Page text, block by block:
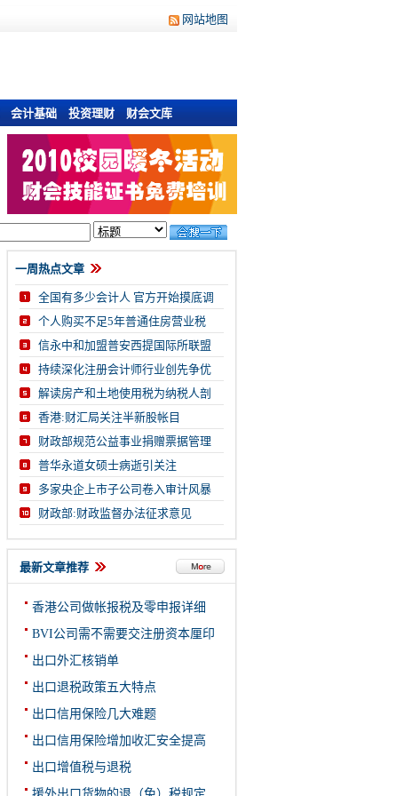
网站地图
会计基础 投资理财 财会文库
一周热点文章
全国有多少会计人 官方开始摸底调
个人购买不足5年普通住房营业税
信永中和加盟普安西提国际所联盟
持续深化注册会计师行业创先争优
解读房产和土地使用税为纳税人剖
香港:财汇局关注半新股帐目
财政部规范公益事业捐赠票据管理
普华永道女硕士病逝引关注
多家央企上市子公司卷入审计风暴
财政部:财政监督办法征求意见
最新文章推荐
香港公司做帐报税及零申报详细
BVI公司需不需要交注册资本厘印
出口外汇核销单
出口退税政策五大特点
出口信用保险几大难题
出口信用保险增加收汇安全提高
出口增值税与退税